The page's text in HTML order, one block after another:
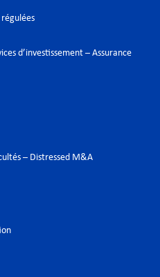
d’investissement – Assurance
– Distressed M&A